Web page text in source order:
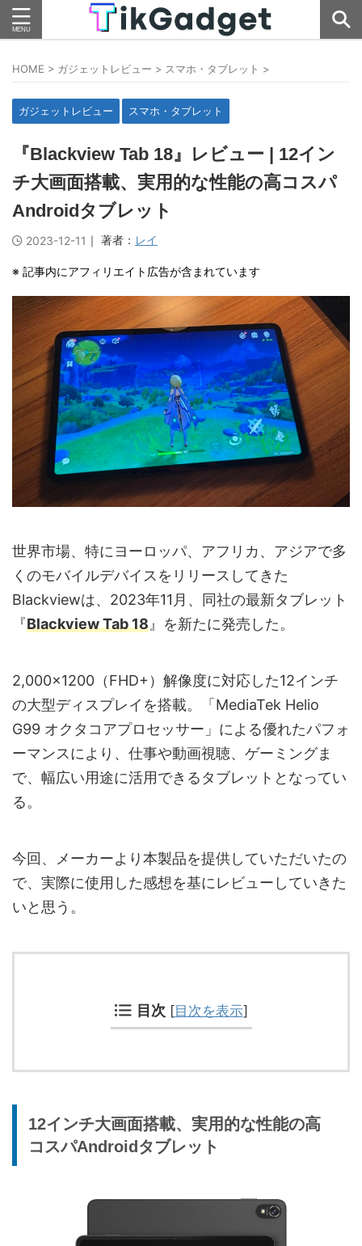
HOME > ガジェットレビュー > スマホ・タブレット >
ガジェットレビュー スマホ・タブレット
『Blackview Tab 18』レビュー | 12イン
チ大画面搭載、実用的な性能の高コスパ
Androidタブレット
2023-12-11 ｜ 著者： レイ
※ 記事内にアフィリエイト広告が含まれています
世界市場、特にヨーロッパ、アフリカ、アジアで多
くのモバイルデバイスをリリースしてきた
Blackviewは、2023年11月、同社の最新タブレット
『Blackview Tab 18』を新たに発売した。
2,000×1200（FHD+）解像度に対応した12インチ
の大型ディスプレイを搭載。「MediaTek Helio
G99 オクタコアプロセッサー」による優れたパフォ
ーマンスにより、仕事や動画視聴、ゲーミングま
で、幅広い用途に活用できるタブレットとなってい
る。
今回、メーカーより本製品を提供していただいたの
で、実際に使用した感想を基にレビューしていきた
いと思う。
目次 [目次を表示]
12インチ大画面搭載、実用的な性能の高
コスパAndroidタブレット